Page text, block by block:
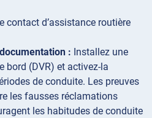
contact d’assistance routière
: Installez une
bord (DVR) et activez-la
de conduite. Les preuves
les fausses réclamations
les habitudes de conduite